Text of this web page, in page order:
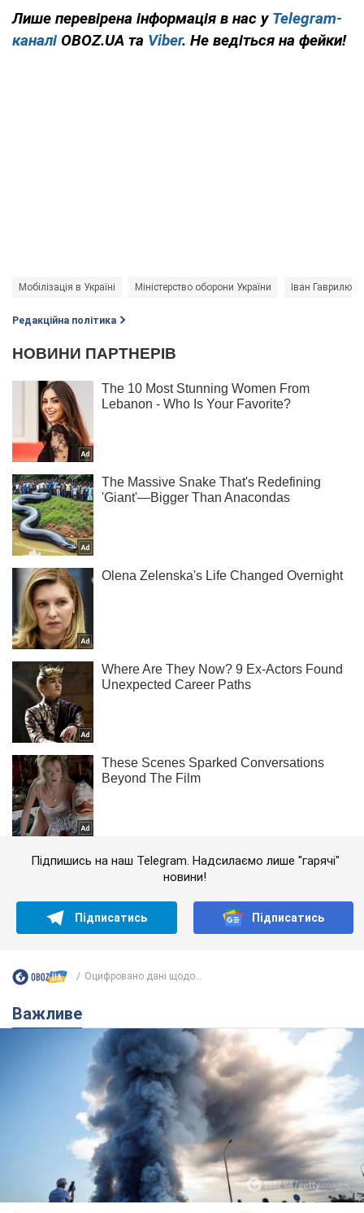
Лише перевірена інформація в нас у Telegram-
каналі OBOZ.UA та Viber. Не ведіться на фейки!
Мобілізація в Україні Міністерство оборони України Іван Гаврилюк
Редакційна політика
Підпишись на наш Telegram. Надсилаємо лише "гарячі"
новини!
Підписатись Підписатись
Оцифровано дані щодо...
Важливе